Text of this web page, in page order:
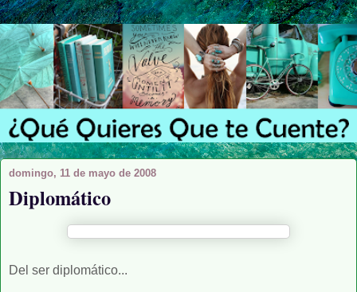
domingo, 11 de mayo de 2008
Diplomático
Del ser diplomático...